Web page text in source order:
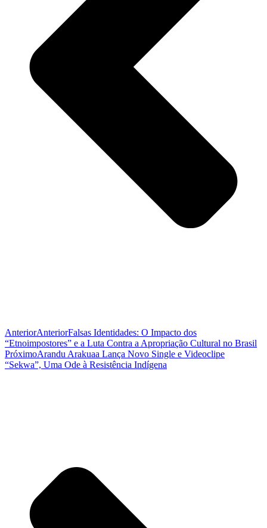
AnteriorAnteriorFalsas Identidades: O Impacto dos
“Etnoimpostores” e a Luta Contra a Apropriação Cultural no Brasil
PróximoArandu Arakuaa Lança Novo Single e Videoclipe
“Sekwa”, Uma Ode à Resistência Indígena